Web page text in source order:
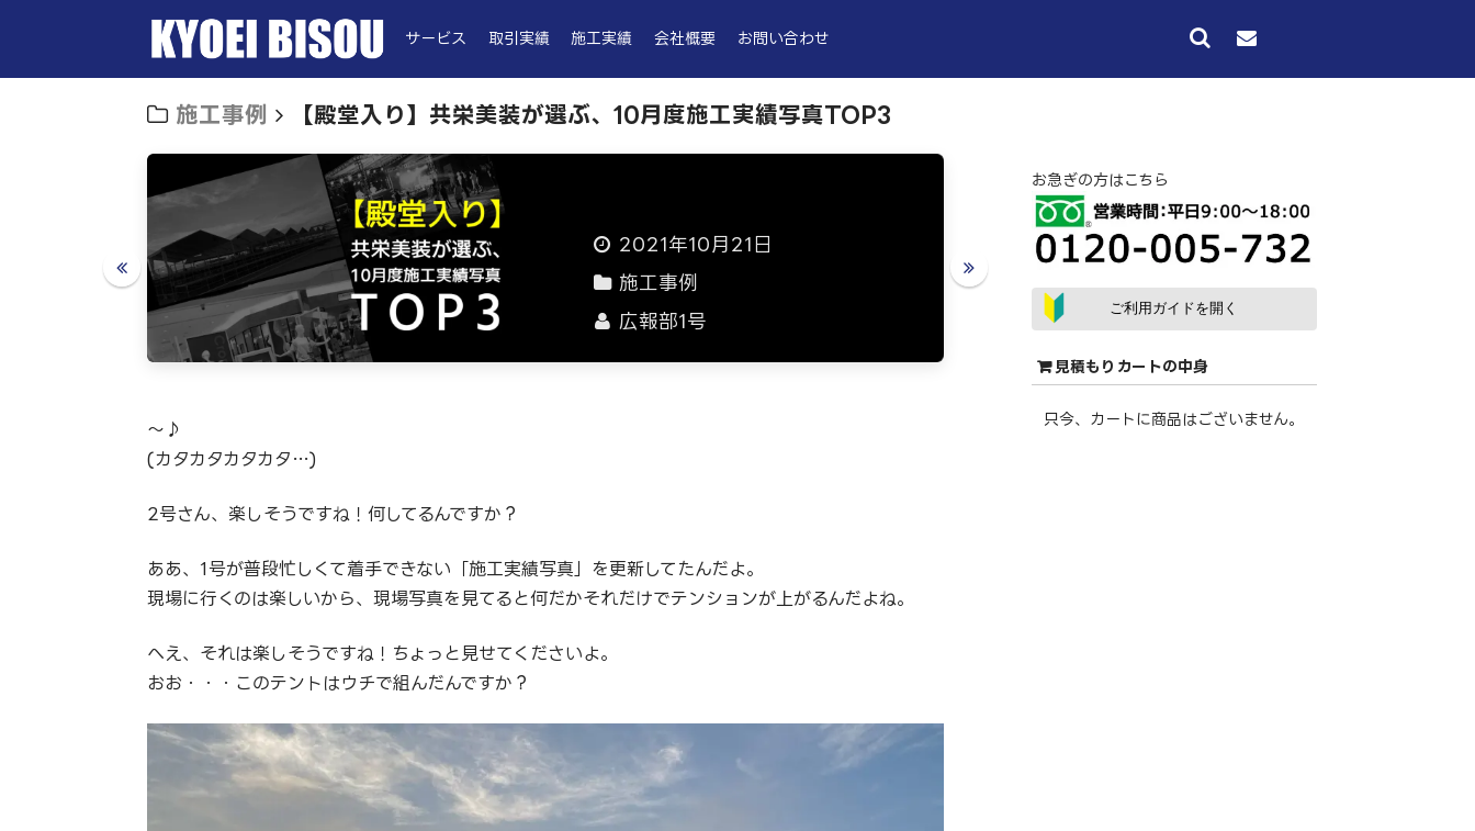
サービス 取引実績 施工実績 会社概要 お問い合わせ
施工事例 【殿堂入り】共栄美装が選ぶ、10月度施工実績写真TOP3
2021年10月21日
施工事例
広報部1号
～♪
(カタカタカタカタ…)
2号さん、楽しそうですね！何してるんですか？
ああ、1号が普段忙しくて着手できない「施工実績写真」を更新してたんだよ。
現場に行くのは楽しいから、現場写真を見てると何だかそれだけでテンションが上がるんだよね。
へえ、それは楽しそうですね！ちょっと見せてくださいよ。
おお・・・このテントはウチで組んだんですか？
お急ぎの方はこちら
ご利用ガイドを開く
見積もりカートの中身
只今、カートに商品はございません。